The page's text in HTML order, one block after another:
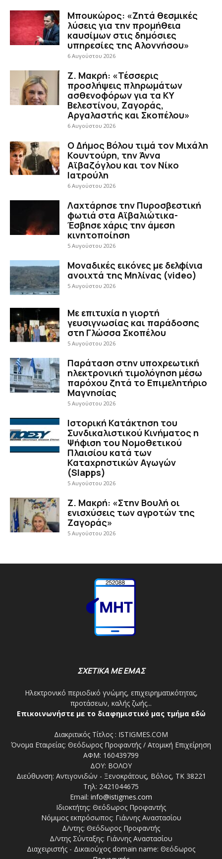
Μπουκώρος: «Ζητά θεσμικές
λύσεις για την προμήθεια
καυσίμων στις δημόσιες
υπηρεσίες της Αλοννήσου»
6 Αυγούστου 2026
Ζ. Μακρή: «Τέσσερις
προσλήψεις πληρωμάτων
ασθενοφόρων για τα ΚΥ
Βελεστίνου, Ζαγοράς,
Αργαλαστής και Σκοπέλου»
6 Αυγούστου 2026
Ο Δήμος Βόλου τιμά τον Μιχάλη
Κουντούρη, την Άννα
Αϊβαζόγλου και τον Νίκο
Ιατρούλη
6 Αυγούστου 2026
Λαχτάρησε την Πυροσβεστική
φωτιά στα Αϊβαλιώτικα-
Έσβησε χάρις την άμεση
κινητοποίηση
5 Αυγούστου 2026
Μοναδικές εικόνες με δελφίνια
ανοιχτά της Μηλίνας (video)
5 Αυγούστου 2026
Με επιτυχία η γιορτή
γευσιγνωσίας και παράδοσης
στη Γλώσσα Σκοπέλου
5 Αυγούστου 2026
Παράταση στην υποχρεωτική
ηλεκτρονική τιμολόγηση μέσω
παρόχου ζητά το Επιμελητήριο
Μαγνησίας
5 Αυγούστου 2026
Ιστορική Κατάκτηση του
Συνδικαλιστικού Κινήματος η
Ψήφιση του Νομοθετικού
Πλαισίου κατά των
Καταχρηστικών Αγωγών
(Slapps)
5 Αυγούστου 2026
Ζ. Μακρή: «Στην Βουλή οι
ενισχύσεις των αγροτών της
Ζαγοράς»
5 Αυγούστου 2026
ΣΧΕΤΙΚΑ ΜΕ ΕΜΑΣ
Ηλεκτρονικό περιοδικό γνώμης, επιχειρηματικότητας,
προτάσεων, καλής ζωής...
Επικοινωνήστε με το διαφημιστικό μας τμήμα εδώ
Διακριτικός Τίτλος : ISTIGMES.COM
Όνομα Εταιρείας: Θεόδωρος Προφαντής / Ατομική Επιχείρηση
ΑΦΜ: 160439799
ΔΟΥ: ΒΟΛΟΥ
Διεύθυνση: Αντιγονιδών - Ξενοκράτους, Βόλος, ΤΚ 38221
Τηλ: 2421044675
Email: info@istigmes.com
Ιδιοκτήτης: Θεόδωρος Προφαντής
Νόμιμος εκπρόσωπος: Γιάννης Αναστασίου
Δ/ντης: Θεόδωρος Προφαντής
Δ/ντης Σύνταξης: Γιάννης Αναστασίου
Διαχειριστής - Δικαιούχος domain name: Θεόδωρος